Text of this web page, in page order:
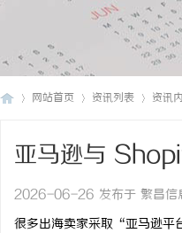
网站首页 资讯列表 资讯
亚马逊与
2026-06-26 发布于 繁昌信
很多出海卖家采取“亚马逊平